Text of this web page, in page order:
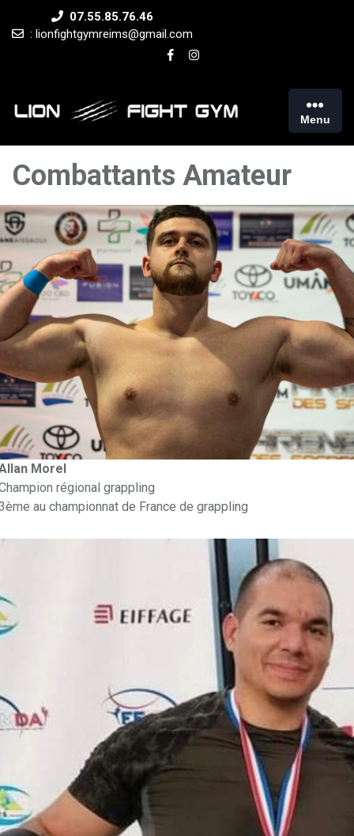
07.55.85.76.46
: lionfightgymreims@gmail.com
Menu
Combattants Amateur
Morel
régional grappling
au championnat de France de grappling